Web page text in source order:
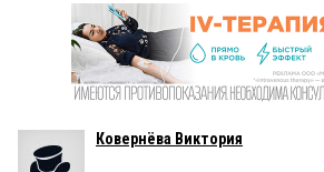
Ковернёва Виктория